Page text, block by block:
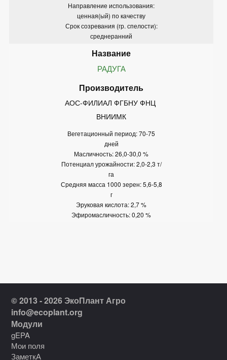
Направление использования:
ценная(ый) по качеству
Срок созревания (гр. спелости):
среднеранний
РАДУГА
АОС-ФИЛИАЛ ФГБНУ ФНЦ
ВНИИМК
Вегетационный период: 70-75
дней
Масличность: 26,0-30,0 %
Потенциал урожайности: 2,0-2,3 т/
га
Средняя масса 1000 зерен: 5,6-5,8
г
Эруковая кислота: 2,7 %
Эфиромасличность: 0,20 %
© 2013 - 2026 ЭкоПлант Агро
info@ecoplant.org
Модули
gEPA
Мои поля
ЗаметкА